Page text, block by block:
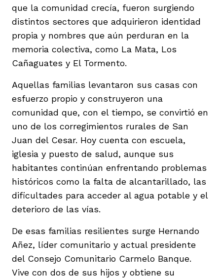
que la comunidad crecía, fueron surgiendo
distintos sectores que adquirieron identidad
propia y nombres que aún perduran en la
memoria colectiva, como La Mata, Los
Cañaguates y El Tormento.
Aquellas familias levantaron sus casas con
esfuerzo propio y construyeron una
comunidad que, con el tiempo, se convirtió en
uno de los corregimientos rurales de San
Juan del Cesar. Hoy cuenta con escuela,
iglesia y puesto de salud, aunque sus
habitantes continúan enfrentando problemas
históricos como la falta de alcantarillado, las
dificultades para acceder al agua potable y el
deterioro de las vías.
De esas familias resilientes surge Hernando
Añez, líder comunitario y actual presidente
del Consejo Comunitario Carmelo Banque.
Vive con dos de sus hijos y obtiene su